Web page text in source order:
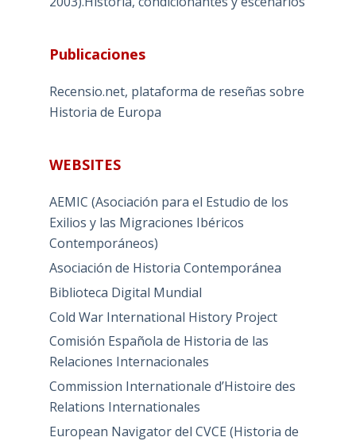
Publicaciones
Recensio.net, plataforma de reseñas sobre
Historia de Europa
WEBSITES
AEMIC (Asociación para el Estudio de los
Exilios y las Migraciones Ibéricos
Contemporáneos)
Asociación de Historia Contemporánea
Biblioteca Digital Mundial
Cold War International History Project
Comisión Española de Historia de las
Relaciones Internacionales
Commission Internationale d’Histoire des
Relations Internationales
European Navigator del CVCE (Historia de